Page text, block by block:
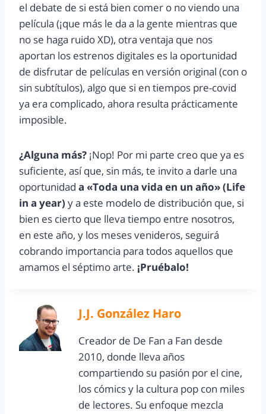
el debate de si está bien comer o no viendo una
película (¡que más le da a la gente mientras que
no se haga ruido XD), otra ventaja que nos
aportan los estrenos digitales es la oportunidad
de disfrutar de películas en versión original (con o
sin subtítulos), algo que si en tiempos pre-covid
ya era complicado, ahora resulta prácticamente
imposible.
¿Alguna más? ¡Nop! Por mi parte creo que ya es
suficiente, así que, sin más, te invito a darle una
oportunidad a «Toda una vida en un año» (Life
in a year) y a este modelo de distribución que, si
bien es cierto que lleva tiempo entre nosotros,
en este año, y los meses venideros, seguirá
cobrando importancia para todos aquellos que
amamos el séptimo arte. ¡Pruébalo!
J.J. González Haro
Creador de De Fan a Fan desde
2010, donde lleva años
compartiendo su pasión por el cine,
los cómics y la cultura pop con miles
de lectores. Su enfoque mezcla